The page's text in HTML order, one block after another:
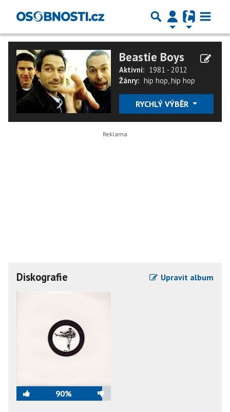
Beastie Boys
Aktivní: 1981 - 2012
Žánry: hip hop,hip hop
RYCHLÝ VÝBĚR
Diskografie Upravit album
90%